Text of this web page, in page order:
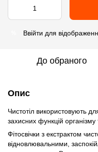
Ввійти для
До обраного
Опис
Чистотіл використовують
захисних функцій організму
Фітосвічки з екстрактом
відновлювальними,